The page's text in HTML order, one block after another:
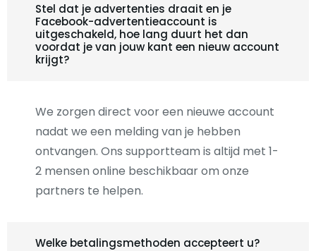
Stel dat je advertenties draait en je
Facebook-advertentieaccount is
uitgeschakeld, hoe lang duurt het dan
voordat je van jouw kant een nieuw account
krijgt?
We zorgen direct voor een nieuwe account
nadat we een melding van je hebben
ontvangen. Ons supportteam is altijd met 1-
2 mensen online beschikbaar om onze
partners te helpen.
Welke betalingsmethoden accepteert u?